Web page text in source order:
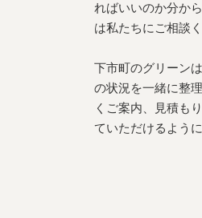
ればいいのか分か
は私たちにご相談く
下市町のグリーン
の状況を一緒に整
くご案内、見積も
ていただけるよう